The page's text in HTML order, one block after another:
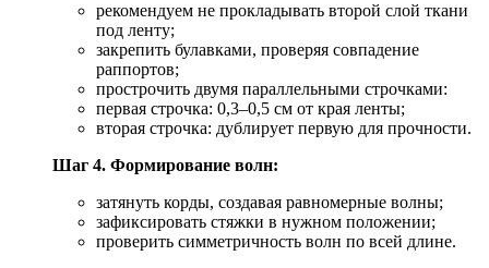
рекомендуем не прокладывать второй слой ткани
под ленту;
закрепить булавками, проверяя совпадение
раппортов;
прострочить двумя параллельными строчками:
первая строчка: 0,3–0,5 см от края ленты;
вторая строчка: дублирует первую для прочности.
Шаг 4. Формирование волн:
затянуть корды, создавая равномерные волны;
зафиксировать стяжки в нужном положении;
проверить симметричность волн по всей длине.